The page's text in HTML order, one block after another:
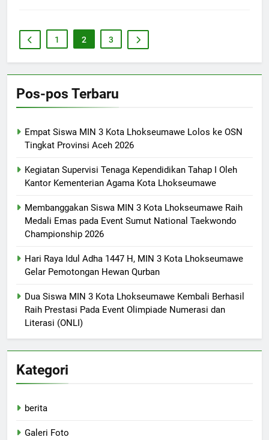
1 2 3
Pos-pos Terbaru
Empat Siswa MIN 3 Kota Lhokseumawe Lolos ke OSN
Tingkat Provinsi Aceh 2026
Kegiatan Supervisi Tenaga Kependidikan Tahap I Oleh
Kantor Kementerian Agama Kota Lhokseumawe
Membanggakan Siswa MIN 3 Kota Lhokseumawe Raih
Medali Emas pada Event Sumut National Taekwondo
Championship 2026
Hari Raya Idul Adha 1447 H, MIN 3 Kota Lhokseumawe
Gelar Pemotongan Hewan Qurban
Dua Siswa MIN 3 Kota Lhokseumawe Kembali Berhasil
Raih Prestasi Pada Event Olimpiade Numerasi dan
Literasi (ONLI)
Kategori
berita
Galeri Foto